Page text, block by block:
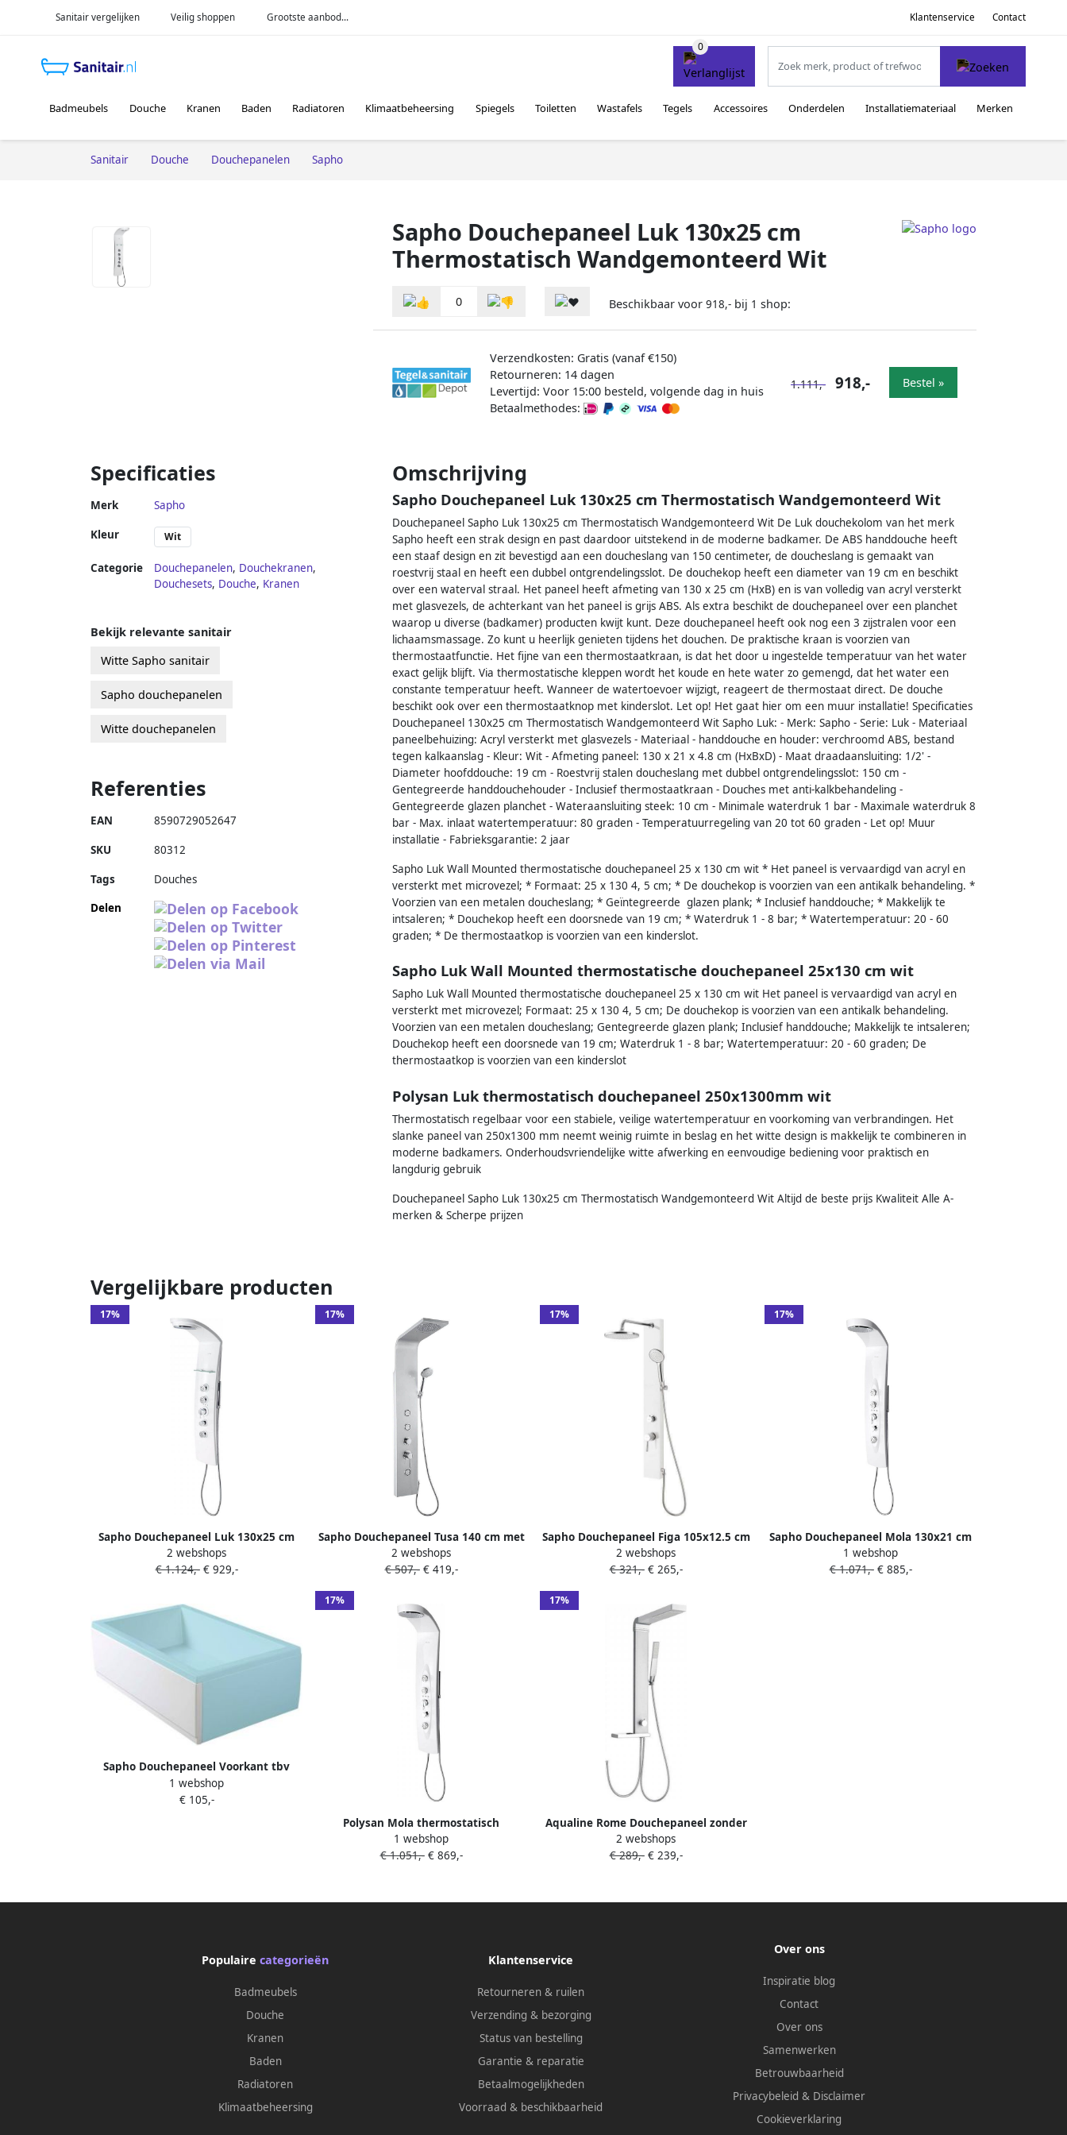
Sanitair vergelijken Veilig shoppen Grootste aanbod... Klantenservice Contact
Badmeubels Douche Kranen Baden Radiatoren Klimaatbeheersing Spiegels Toiletten Wastafels Tegels Accessoires Onderdelen Installatiemateriaal Merken
Sanitair Douche Douchepanelen Sapho
Sapho Douchepaneel Luk 130x25 cm
Thermostatisch Wandgemonteerd Wit
0 Beschikbaar voor 918,- bij 1 shop:
Verzendkosten: Gratis (vanaf €150)
Retourneren: 14 dagen
Levertijd: Voor 15:00 besteld, volgende dag in huis
Betaalmethodes:
1.111,- 918,- Bestel »
Specificaties
Merk Sapho
Kleur Wit
Categorie Douchepanelen, Douchekranen,
Douchesets, Douche, Kranen
Omschrijving
Sapho Douchepaneel Luk 130x25 cm Thermostatisch Wandgemonteerd Wit
Douchepaneel Sapho Luk 130x25 cm Thermostatisch Wandgemonteerd Wit De Luk douchekolom van het merk
Sapho heeft een strak design en past daardoor uitstekend in de moderne badkamer. De ABS handdouche heeft
een staaf design en zit bevestigd aan een doucheslang van 150 centimeter, de doucheslang is gemaakt van
roestvrij staal en heeft een dubbel ontgrendelingsslot. De douchekop heeft een diameter van 19 cm en beschikt
over een waterval straal. Het paneel heeft afmeting van 130 x 25 cm (HxB) en is van volledig van acryl versterkt
met glasvezels, de achterkant van het paneel is grijs ABS. Als extra beschikt de douchepaneel over een planchet
waarop u diverse (badkamer) producten kwijt kunt. Deze douchepaneel heeft ook nog een 3 zijstralen voor een
lichaamsmassage. Zo kunt u heerlijk genieten tijdens het douchen. De praktische kraan is voorzien van
thermostaatfunctie. Het fijne van een thermostaatkraan, is dat het door u ingestelde temperatuur van het water
exact gelijk blijft. Via thermostatische kleppen wordt het koude en hete water zo gemengd, dat het water een
constante temperatuur heeft. Wanneer de watertoevoer wijzigt, reageert de thermostaat direct. De douche
beschikt ook over een thermostaatknop met kinderslot. Let op! Het gaat hier om een muur installatie! Specificaties
Douchepaneel 130x25 cm Thermostatisch Wandgemonteerd Wit Sapho Luk: - Merk: Sapho - Serie: Luk - Materiaal
paneelbehuizing: Acryl versterkt met glasvezels - Materiaal - handdouche en houder: verchroomd ABS, bestand
tegen kalkaanslag - Kleur: Wit - Afmeting paneel: 130 x 21 x 4.8 cm (HxBxD) - Maat draadaansluiting: 1/2' -
Diameter hoofddouche: 19 cm - Roestvrij stalen doucheslang met dubbel ontgrendelingsslot: 150 cm -
Gentegreerde handdouchehouder - Inclusief thermostaatkraan - Douches met anti-kalkbehandeling -
Gentegreerde glazen planchet - Wateraansluiting steek: 10 cm - Minimale waterdruk 1 bar - Maximale waterdruk 8
bar - Max. inlaat watertemperatuur: 80 graden - Temperatuurregeling van 20 tot 60 graden - Let op! Muur
installatie - Fabrieksgarantie: 2 jaar
Sapho Luk Wall Mounted thermostatische douchepaneel 25 x 130 cm wit * Het paneel is vervaardigd van acryl en
versterkt met microvezel; * Formaat: 25 x 130 4, 5 cm; * De douchekop is voorzien van een antikalk behandeling. *
Voorzien van een metalen doucheslang; * Geïntegreerde glazen plank; * Inclusief handdouche; * Makkelijk te
intsaleren; * Douchekop heeft een doorsnede van 19 cm; * Waterdruk 1 - 8 bar; * Watertemperatuur: 20 - 60
graden; * De thermostaatkop is voorzien van een kinderslot.
Sapho Luk Wall Mounted thermostatische douchepaneel 25x130 cm wit
Sapho Luk Wall Mounted thermostatische douchepaneel 25 x 130 cm wit Het paneel is vervaardigd van acryl en
versterkt met microvezel; Formaat: 25 x 130 4, 5 cm; De douchekop is voorzien van een antikalk behandeling.
Voorzien van een metalen doucheslang; Gentegreerde glazen plank; Inclusief handdouche; Makkelijk te intsaleren;
Douchekop heeft een doorsnede van 19 cm; Waterdruk 1 - 8 bar; Watertemperatuur: 20 - 60 graden; De
thermostaatkop is voorzien van een kinderslot
Polysan Luk thermostatisch douchepaneel 250x1300mm wit
Thermostatisch regelbaar voor een stabiele, veilige watertemperatuur en voorkoming van verbrandingen. Het
slanke paneel van 250x1300 mm neemt weinig ruimte in beslag en het witte design is makkelijk te combineren in
moderne badkamers. Onderhoudsvriendelijke witte afwerking en eenvoudige bediening voor praktisch en
langdurig gebruik
Douchepaneel Sapho Luk 130x25 cm Thermostatisch Wandgemonteerd Wit Altijd de beste prijs Kwaliteit Alle A-
merken & Scherpe prijzen
Bekijk relevante sanitair
Witte Sapho sanitair
Sapho douchepanelen
Witte douchepanelen
Referenties
EAN 8590729052647
SKU 80312
Tags
Douches
Delen
Vergelijkbare producten
17%
Sapho Douchepaneel Luk 130x25 cm
Thermostatisch Hoekgemonteerd Wit
2 webshops
€ 1.124,-€ 929,-
17%
Sapho Douchepaneel Tusa 140 cm met
Mengkraan Aluminium
2 webshops
€ 507,-€ 419,-
17%
Sapho Douchepaneel Figa 105x12.5 cm
met Mengkraan Wit
2 webshops
€ 321,-€ 265,-
17%
Sapho Douchepaneel Mola 130x21 cm
Thermostatisch Hoekgemonteerd Wit
1 webshop
€ 1.071,-€ 885,-
Sapho Douchepaneel Voorkant tbv
Extra Diepe Douchebak 100x36 cm Wit
1 webshop
€ 105,-
17%
Polysan Mola thermostatisch
Douchepaneel met muurbevestiging
210x1300mm
1 webshop
€ 1.051,-€ 869,-
17%
Aqualine Rome Douchepaneel zonder
mengkraan aluMinium
2 webshops
€ 289,-€ 239,-
Populaire categorieën
Badmeubels
Douche
Kranen
Baden
Radiatoren
Klimaatbeheersing
Klantenservice
Retourneren & ruilen
Verzending & bezorging
Status van bestelling
Garantie & reparatie
Betaalmogelijkheden
Voorraad & beschikbaarheid
Over ons
Inspiratie blog
Contact
Over ons
Samenwerken
Betrouwbaarheid
Privacybeleid & Disclaimer
Cookieverklaring